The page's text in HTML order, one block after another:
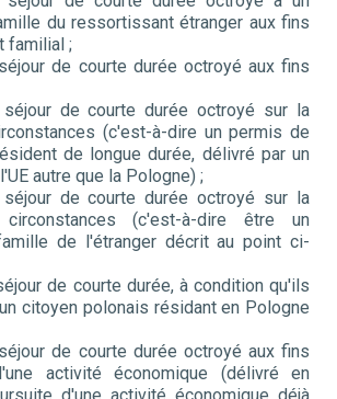
du ressortissant étranger aux fins
familial ;
de courte durée octroyé aux fins
de courte durée octroyé sur la
(c'est-à-dire un permis de
de longue durée, délivré par un
autre que la Pologne) ;
de courte durée octroyé sur la
(c'est-à-dire être un
de l'étranger décrit au point ci-
de courte durée, à condition qu'ils
citoyen polonais résidant en Pologne
de courte durée octroyé aux fins
activité économique (délivré en